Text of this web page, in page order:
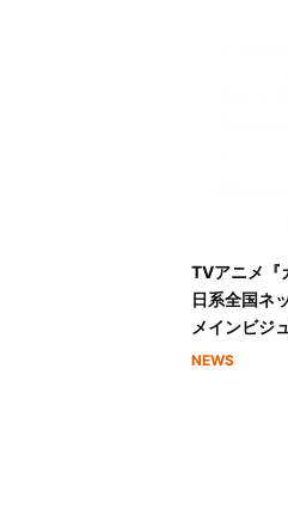
TVアニメ『
日系全国ネ
メインビジ
マは吉岡聖
NEWS